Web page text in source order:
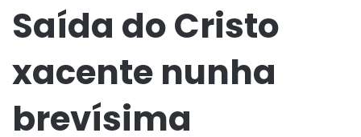
Saída do Cristo
xacente nunha
brevísima